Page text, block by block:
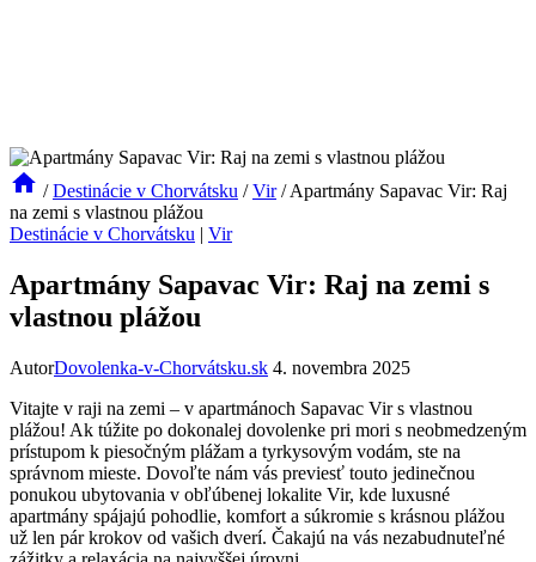
/ Destinácie v Chorvátsku / Vir / Apartmány Sapavac Vir: Raj
na zemi s vlastnou plážou
Destinácie v Chorvátsku | Vir
Apartmány Sapavac Vir: Raj na zemi s
vlastnou plážou
AutorDovolenka-v-Chorvátsku.sk 4. novembra 2025
Vitajte v raji na zemi – v apartmánoch Sapavac Vir s vlastnou
plážou! Ak túžite po dokonalej dovolenke pri mori s neobmedzeným
prístupom k piesočným plážam a tyrkysovým vodám, ste na
správnom mieste. Dovoľte nám vás previesť touto jedinečnou
ponukou ubytovania v obľúbenej lokalite Vir, kde luxusné
apartmány spájajú pohodlie, komfort a súkromie s krásnou plážou
už len pár krokov od vašich dverí. Čakajú na vás nezabudnuteľné